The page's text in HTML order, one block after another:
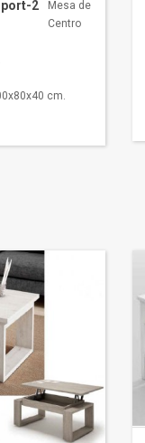
2
Mesa de
Centro
cm.